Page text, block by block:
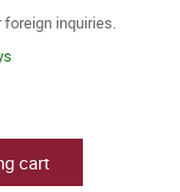
foreign inquiries.
cart